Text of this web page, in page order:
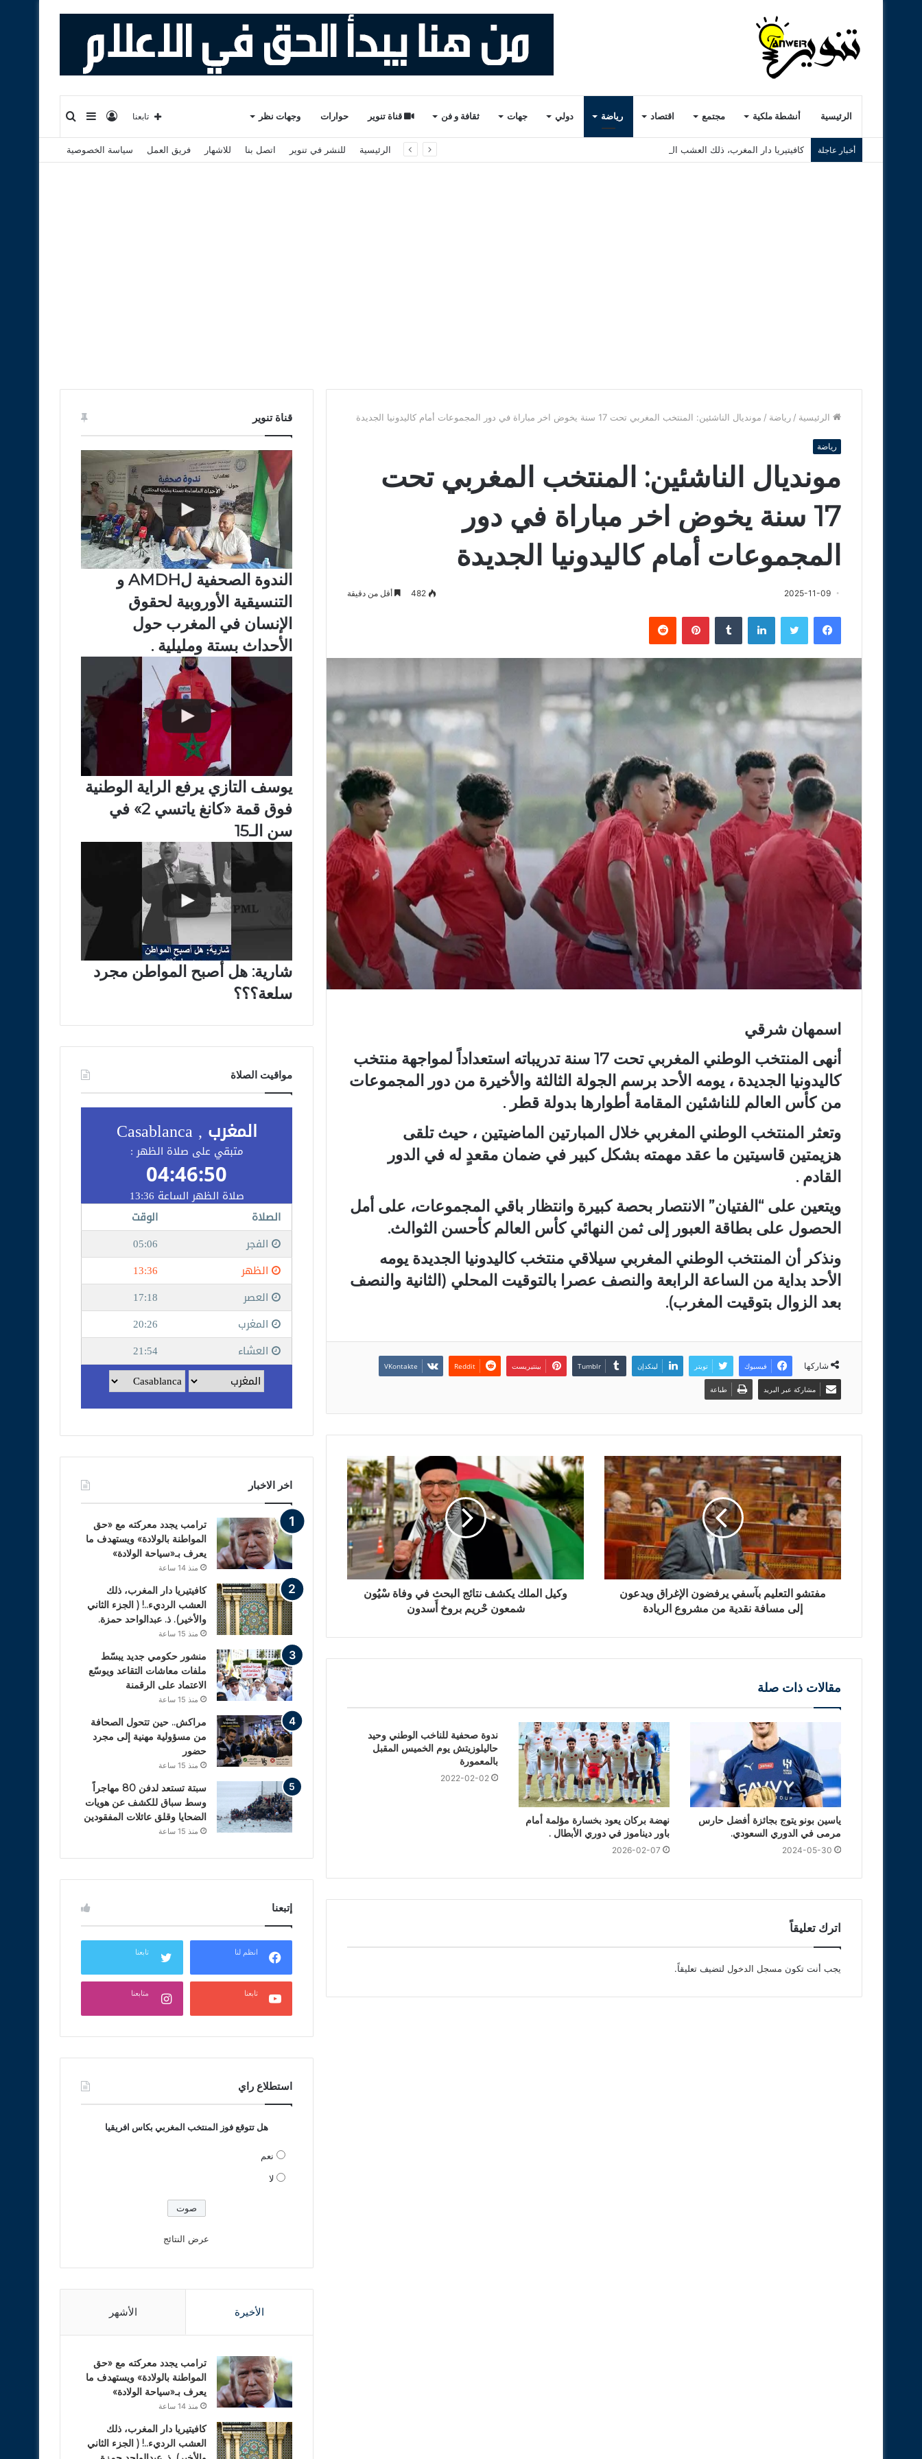
الرئيسية أنشطة ملكية مجتمع اقتصاد رياضة دولي جهات ثقافة و فن قناة تنوير حوارات وجهات نظر إضافة
عمود
تسجيل
الدخول
تابعنا
أخبار عاجلة كافيتيريا دار المغرب، ذلك العشب الرديء..! ( الجزء الثاني والأخير). ذ. عبدالواحد حمزة. الرئيسية للنشر في تنوير اتصل بنا للاشهار فريق العمل سياسة الخصوصية
الرئيسية / رياضة / مونديال الناشئين: المنتخب المغربي تحت 17 سنة يخوض اخر مباراة في دور المجموعات أمام كاليدونيا الجديدة
رياضة
مونديال الناشئين: المنتخب المغربي تحت
17 سنة يخوض اخر مباراة في دور
المجموعات أمام كاليدونيا الجديدة
2025-11-09
482 أقل من دقيقة
فيسبوك لينكدإن بينتيريست
اسمهان شرقي
أنهى المنتخب الوطني المغربي تحت 17 سنة تدريباته استعداداً لمواجهة منتخب
كاليدونيا الجديدة ، يومه الأحد برسم الجولة الثالثة والأخيرة من دور المجموعات
من كأس العالم للناشئين المقامة أطوارها بدولة قطر .
وتعثر المنتخب الوطني المغربي خلال المبارتين الماضيتين ، حيث تلقى
هزيمتين قاسيتين ما عقد مهمته بشكل كبير في ضمان مقعدٍ له في الدور
القادم .
ويتعين على “الفتيان” الانتصار بحصة كبيرة وانتظار باقي المجموعات، على أمل
الحصول على بطاقة العبور إلى ثمن النهائي كأس العالم كأحسن الثوالث.
ونذكر أن المنتخب الوطني المغربي سيلاقي منتخب كاليدونيا الجديدة يومه
الأحد بداية من الساعة الرابعة والنصف عصرا بالتوقيت المحلي (الثانية والنصف
بعد الزوال بتوقيت المغرب).
شاركها فيسبوك تويتر لينكدإن بينتيريست
مشاركة عبر البريد طباعة
مفتشو التعليم بآسفي يرفضون الإغراق ويدعون
إلى مسافة نقدية من مشروع الريادة
وكيل الملك يكشف نتائج البحث في وفاة سْيُون
شمعون حْريم بروخ أَسدون
مقالات ذات صلة
ياسين بونو يتوج بجائزة أفضل حارس
مرمى في الدوري السعودي.
2024-05-30
نهضة بركان يعود بخسارة مؤلمة أمام
باور ديناموز في دوري الأبطال .
2026-02-07
ندوة صحفية للناخب الوطني وحيد
حاليلوزيتش يوم الخميس المقبل
بالمعمورة
2022-02-02
اترك تعليقاً
يجب أنت تكون مسجل الدخول لتضيف تعليقاً.
قناة تنوير
الندوة الصحفية لAMDH و
التنسيقية الأوروبية لحقوق
الإنسان في المغرب حول
الأحداث بستة ومليلية .
يوسف التازي يرفع الراية الوطنية
فوق قمة «كانغ ياتسي 2» في
سن الـ15
شارية: هل أصبح المواطن مجرد
سلعة؟؟؟
مواقيت الصلاة
اخر الاخبار
ترامب يجدد معركته مع «حق
المواطنة بالولادة» ويستهدف ما
يعرف بـ«سياحة الولادة»
منذ 14 ساعة
كافيتيريا دار المغرب، ذلك
العشب الرديء..! ( الجزء الثاني
والأخير). ذ. عبدالواحد حمزة.
منذ 15 ساعة
منشور حكومي جديد يبسّط
ملفات معاشات التقاعد ويوسّع
الاعتماد على الرقمنة
منذ 15 ساعة
مراكش.. حين تتحول الصحافة
من مسؤولية مهنية إلى مجرد
حضور
منذ 15 ساعة
سبتة تستعد لدفن 80 مهاجراً
وسط سباق للكشف عن هويات
الضحايا وقلق عائلات المفقودين
منذ 15 ساعة
إتبعنا
انظم لنا تابعنا
تابعنا متابعنا
استطلاع راي
هل تتوقع فوز المنتخب المغربي بكاس افريقيا
نعم
لا
عرض النتائج
الأخيرة الأشهر
ترامب يجدد معركته مع «حق
المواطنة بالولادة» ويستهدف ما
يعرف بـ«سياحة الولادة»
منذ 14 ساعة
كافيتيريا دار المغرب، ذلك
العشب الرديء..! ( الجزء الثاني